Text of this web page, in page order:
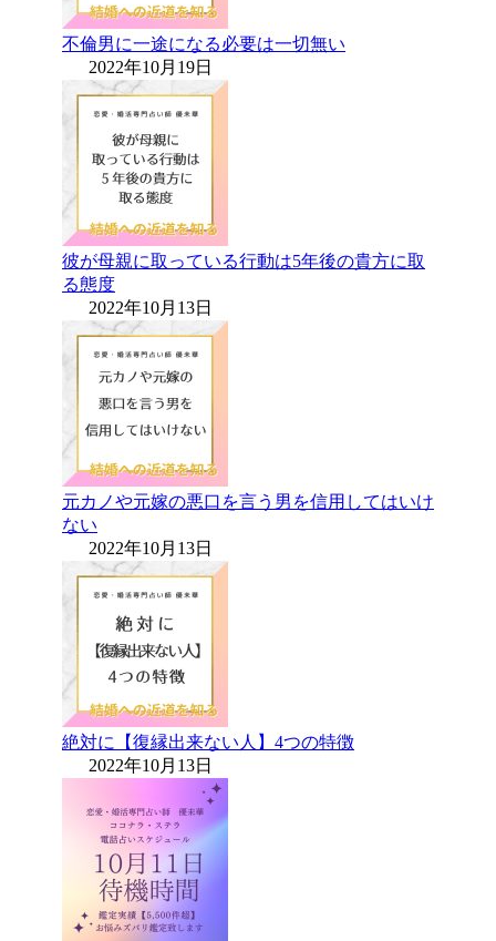
不倫男に一途になる必要は一切無い
2022年10月19日
彼が母親に取っている行動は5年後の貴方に取
る態度
2022年10月13日
元カノや元嫁の悪口を言う男を信用してはいけ
ない
2022年10月13日
絶対に【復縁出来ない人】4つの特徴
2022年10月13日